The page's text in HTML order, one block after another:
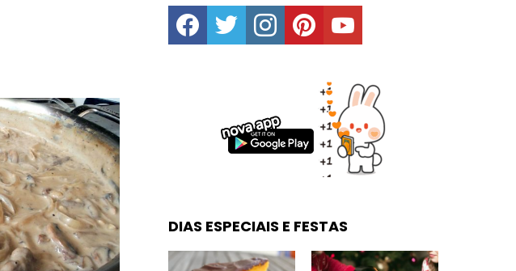
facebooktwitter instagrampinterestyoutube
DIAS ESPECIAIS E FESTAS